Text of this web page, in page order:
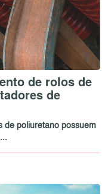
de rolos de
de
de poliuretano possuem